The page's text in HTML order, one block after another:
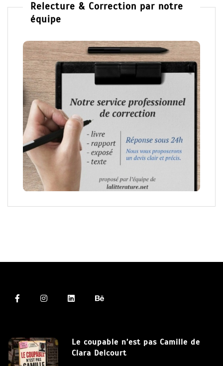
Relecture & Correction par notre
équipe
Le coupable n’est pas Camille de
Clara Delcourt